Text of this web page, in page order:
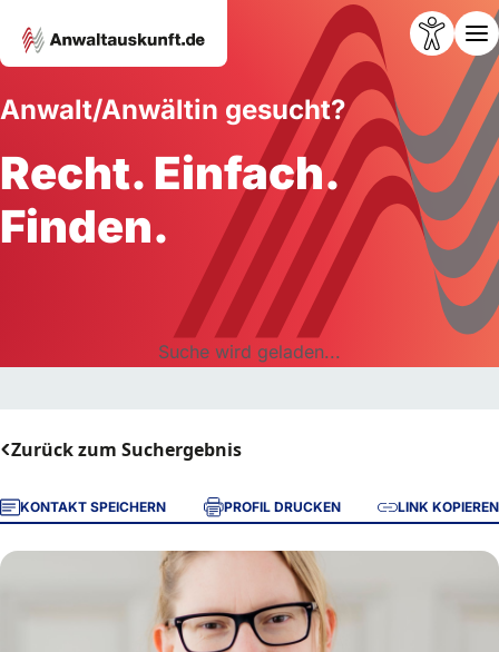
Anwalt/Anwältin gesucht?
Recht. Einfach.
Finden.
Suche wird geladen...
Zurück zum Suchergebnis
KONTAKT SPEICHERN PROFIL DRUCKEN LINK KOPIEREN